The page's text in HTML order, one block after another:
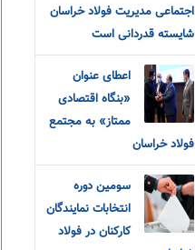
اجتماعی مدیریت فولاد خراسان
شایسته قدردانی است
اعطای عنوان
«بنگاه اقتصادی
ممتاز» به مجتمع
فولاد خراسان
سومین دوره
انتخابات نمایندگان
کارکنان در فولاد